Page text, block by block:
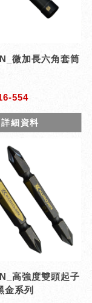
微加長六角套筒
554
詳細資料
高強度雙頭起子
金系列